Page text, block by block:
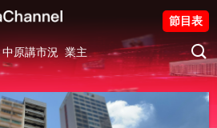
中原講市況 業主
節目表